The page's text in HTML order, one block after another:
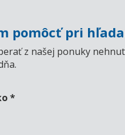
pomôcť pri
z našej ponuky
*